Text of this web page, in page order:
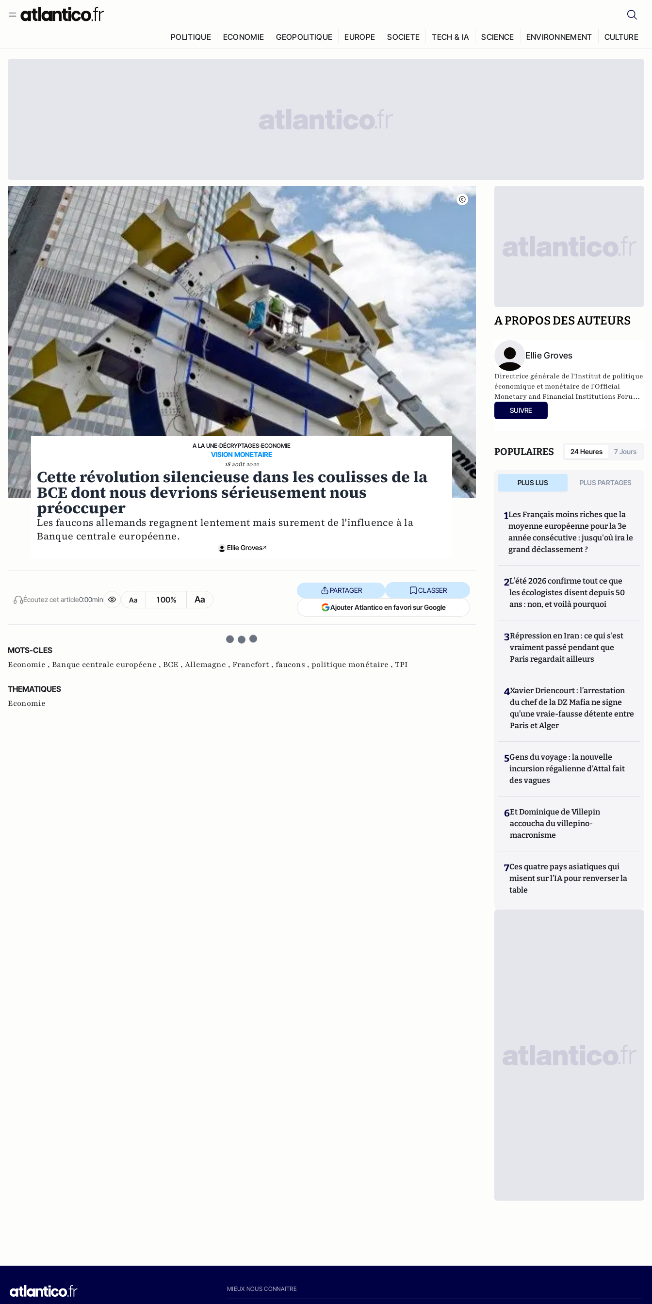
POLITIQUE ECONOMIE GEOPOLITIQUE EUROPE SOCIETE TECH & IA SCIENCE ENVIRONNEMENT CULTURE
A LA UNE›DÉCRYPTAGES›ECONOMIE
VISION MONETAIRE
18 août 2022
Cette révolution silencieuse dans les coulisses de la
BCE dont nous devrions sérieusement nous
préoccuper
Les faucons allemands regagnent lentement mais surement de l'influence à la
Banque centrale européenne.
Ellie Groves
Écoutez cet article0:00min Aa 100% Aa
PARTAGER CLASSER
Ajouter Atlantico en favori sur Google
MOTS-CLES
Economie , Banque centrale européene , BCE , Allemagne , Francfort , faucons , politique monétaire , TPI
THEMATIQUES
Economie
A PROPOS DES AUTEURS
Ellie Groves
Directrice générale de l'Institut de politique
économique et monétaire de l'Official
Monetary and Financial Institutions Forum
(OMFIF).
SUIVRE
POPULAIRES 24 Heures 7 Jours
PLUS LUS PLUS PARTAGES
1Les Français moins riches que la
moyenne européenne pour la 3e
année consécutive : jusqu'où ira le
grand déclassement ?
2L’été 2026 confirme tout ce que
les écologistes disent depuis 50
ans : non, et voilà pourquoi
3Répression en Iran : ce qui s'est
vraiment passé pendant que
Paris regardait ailleurs
4Xavier Driencourt : l’arrestation
du chef de la DZ Mafia ne signe
qu’une vraie-fausse détente entre
Paris et Alger
5Gens du voyage : la nouvelle
incursion régalienne d'Attal fait
des vagues
6Et Dominique de Villepin
accoucha du villepino-
macronisme
7Ces quatre pays asiatiques qui
misent sur l’IA pour renverser la
table
MIEUX NOUS CONNAITRE